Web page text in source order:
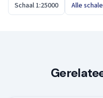
Schaal 1:25000
Alle